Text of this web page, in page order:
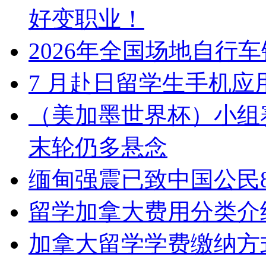
好变职业！
2026年全国场地自行
7 月赴日留学生手机应
（美加墨世界杯）小
末轮仍多悬念
缅甸强震已致中国公
留学加拿大费用分类介
加拿大留学学费缴纳